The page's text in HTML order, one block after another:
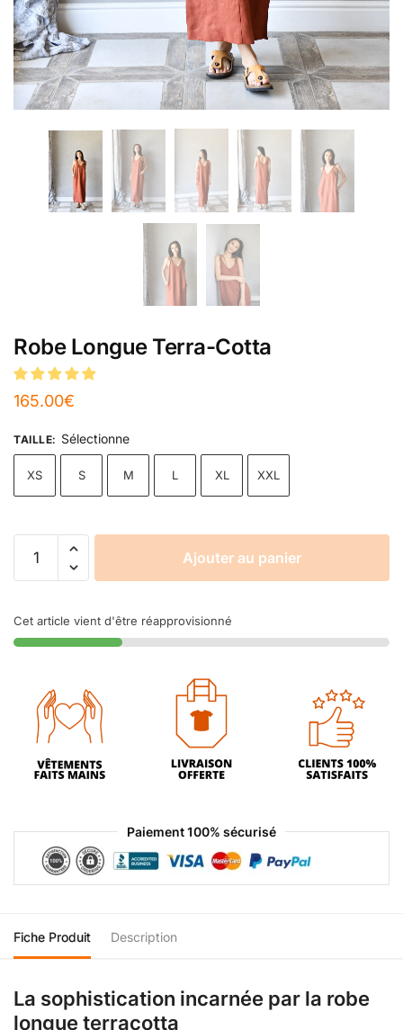
Robe Longue Terra-Cotta
165.00€
TAILLE: Sélectionne
XS S M L XL XXL
Ajouter au panier
Cet article vient d'être réapprovisionné
Paiement 100% sécurisé
Fiche Produit Description
La sophistication incarnée par la robe
longue terracotta